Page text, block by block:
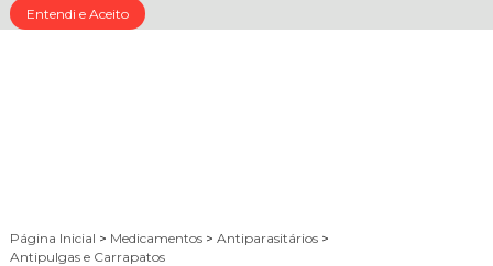
Entendi e Aceito
Página Inicial > Medicamentos > Antiparasitários >
Antipulgas e Carrapatos